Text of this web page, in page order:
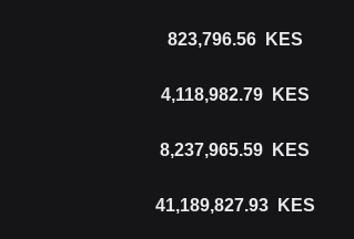
823,796.56 KES
4,118,982.79 KES
8,237,965.59 KES
41,189,827.93 KES